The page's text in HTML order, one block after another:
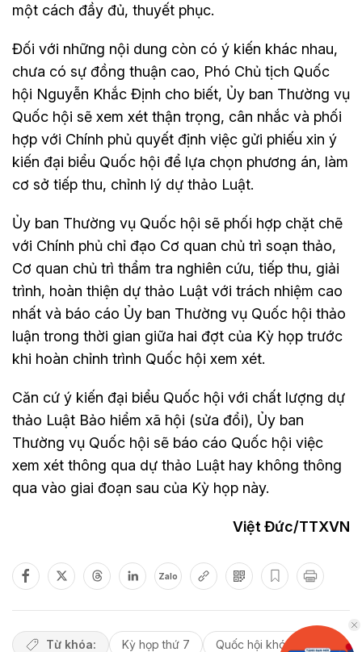
một cách đầy đủ, thuyết phục.
Đối với những nội dung còn có ý kiến khác nhau,
chưa có sự đồng thuận cao, Phó Chủ tịch Quốc
hội Nguyễn Khắc Định cho biết, Ủy ban Thường vụ
Quốc hội sẽ xem xét thận trọng, cân nhắc và phối
hợp với Chính phủ quyết định việc gửi phiếu xin ý
kiến đại biểu Quốc hội để lựa chọn phương án, làm
cơ sở tiếp thu, chỉnh lý dự thảo Luật.
Ủy ban Thường vụ Quốc hội sẽ phối hợp chặt chẽ
với Chính phủ chỉ đạo Cơ quan chủ trì soạn thảo,
Cơ quan chủ trì thẩm tra nghiên cứu, tiếp thu, giải
trình, hoàn thiện dự thảo Luật với trách nhiệm cao
nhất và báo cáo Ủy ban Thường vụ Quốc hội thảo
luận trong thời gian giữa hai đợt của Kỳ họp trước
khi hoàn chỉnh trình Quốc hội xem xét.
Căn cứ ý kiến đại biểu Quốc hội với chất lượng dự
thảo Luật Bảo hiểm xã hội (sửa đổi), Ủy ban
Thường vụ Quốc hội sẽ báo cáo Quốc hội việc
xem xét thông qua dự thảo Luật hay không thông
qua vào giai đoạn sau của Kỳ họp này.
Việt Đức/TTXVN
Zalo
Từ khóa: Kỳ họp thứ 7
Quốc hội khóa xv